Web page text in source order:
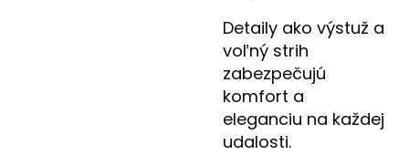
Detaily ako výstuž a
voľný strih
zabezpečujú
komfort a
eleganciu na každej
udalosti.